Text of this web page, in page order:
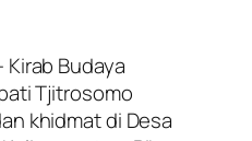
Budaya
Tjitrosomo
khidmat di Desa